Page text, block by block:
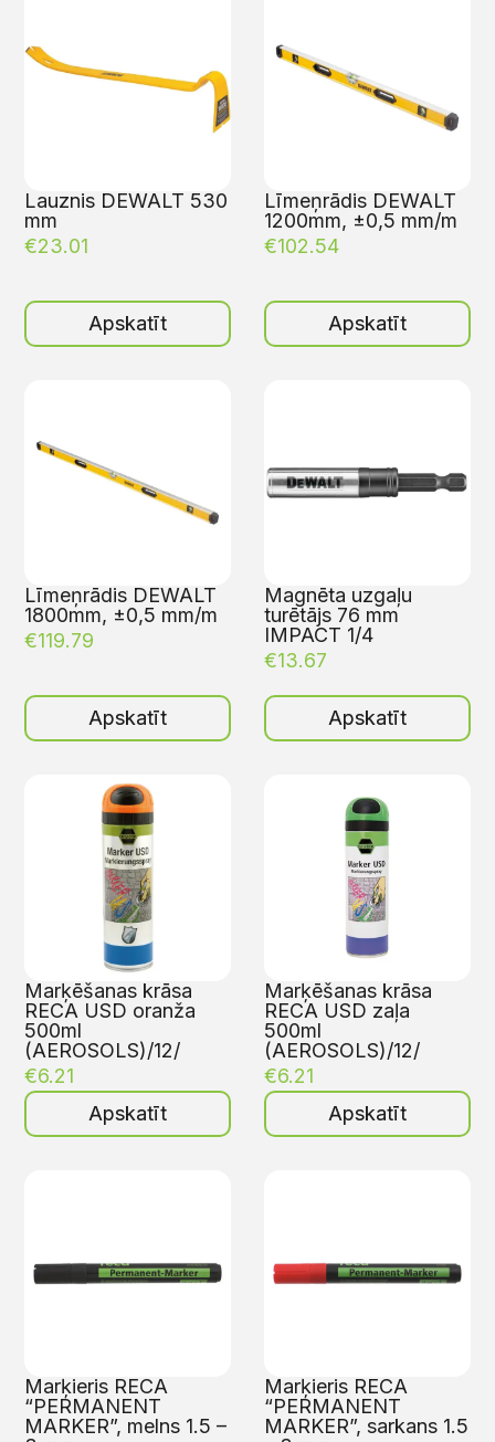
Lauznis DEWALT 530
mm
€23.01
Apskatīt
Līmeņrādis DEWALT
1200mm, ±0,5 mm/m
€102.54
Apskatīt
Līmeņrādis DEWALT
1800mm, ±0,5 mm/m
€119.79
Apskatīt
Magnēta uzgaļu
turētājs 76 mm
IMPACT 1/4
€13.67
Apskatīt
Marķēšanas krāsa
RECA USD oranža
500ml
(AEROSOLS)/12/
€6.21
Apskatīt
Marķēšanas krāsa
RECA USD zaļa
500ml
(AEROSOLS)/12/
€6.21
Apskatīt
Marķieris RECA
“PERMANENT
MARKER”, melns 1.5 –
Marķieris RECA
“PERMANENT
MARKER”, sarkans 1.5